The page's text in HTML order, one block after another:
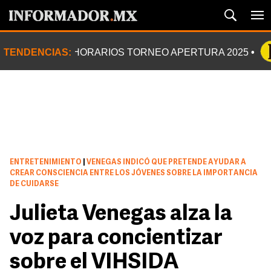
TENDENCIAS: HORARIOS TORNEO APERTURA 2025
ENTRETENIMIENTO
VENEGAS INDICÓ QUE PRETENDE AYUDAR A
CREAR CONSCIENCIA ENTRE LOS JÓVENES SOBRE LA IMPORTANCIA
DE CUIDARSE
Julieta Venegas alza la
voz para concientizar
sobre el VIHSIDA